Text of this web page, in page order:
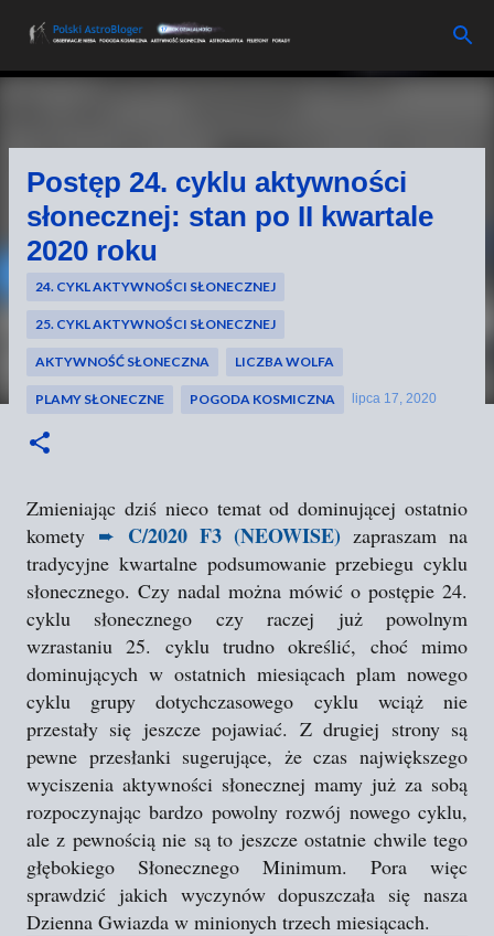
Przejdź do głównej zawartości
Postęp 24. cyklu aktywności
słonecznej: stan po II kwartale
2020 roku
24. CYKL AKTYWNOŚCI SŁONECZNEJ
25. CYKL AKTYWNOŚCI SŁONECZNEJ
AKTYWNOŚĆ SŁONECZNA LICZBA WOLFA
PLAMY SŁONECZNE POGODA KOSMICZNA lipca 17, 2020
Zmieniając dziś nieco temat od dominującej ostatnio
komety ➨ C/2020 F3 (NEOWISE) zapraszam na
tradycyjne kwartalne podsumowanie przebiegu cyklu
słonecznego. Czy nadal można mówić o postępie 24.
cyklu słonecznego czy raczej już powolnym
wzrastaniu 25. cyklu trudno określić, choć mimo
dominujących w ostatnich miesiącach plam nowego
cyklu grupy dotychczasowego cyklu wciąż nie
przestały się jeszcze pojawiać. Z drugiej strony są
pewne przesłanki sugerujące, że czas największego
wyciszenia aktywności słonecznej mamy już za sobą
rozpoczynając bardzo powolny rozwój nowego cyklu,
ale z pewnością nie są to jeszcze ostatnie chwile tego
głębokiego Słonecznego Minimum. Pora więc
sprawdzić jakich wyczynów dopuszczała się nasza
Dzienna Gwiazda w minionych trzech miesiącach.